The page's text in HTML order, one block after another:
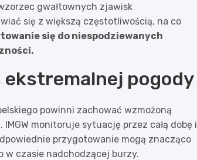
gwałtownych zjawisk
się z większą częstotliwością, na co
się do niespodziewanych
ekstremalnej pogody
powinni zachować wzmożoną
monitoruje sytuację przez całą dobę i
przygotowanie mogą znacząco
w czasie nadchodzącej burzy.